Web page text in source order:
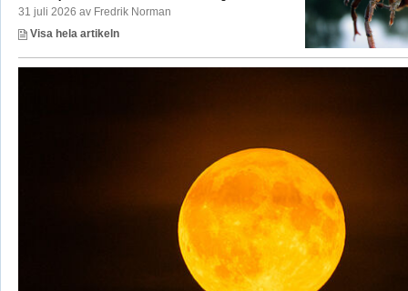
31 juli 2026 av Fredrik Norman
Visa hela artikeln